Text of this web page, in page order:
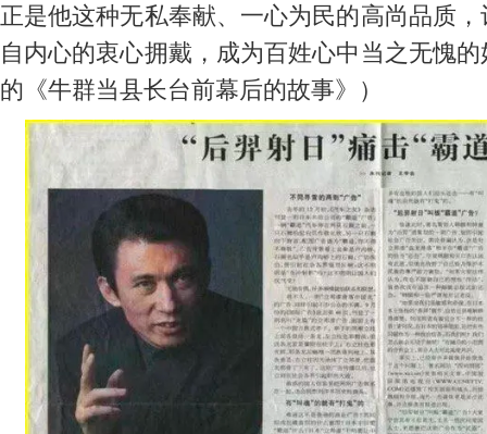
正是他这种无私奉献、一心为民的高尚品质
自内心的衷心拥戴，成为百姓心中当之无愧
的《牛群当县长台前幕后的故事》）